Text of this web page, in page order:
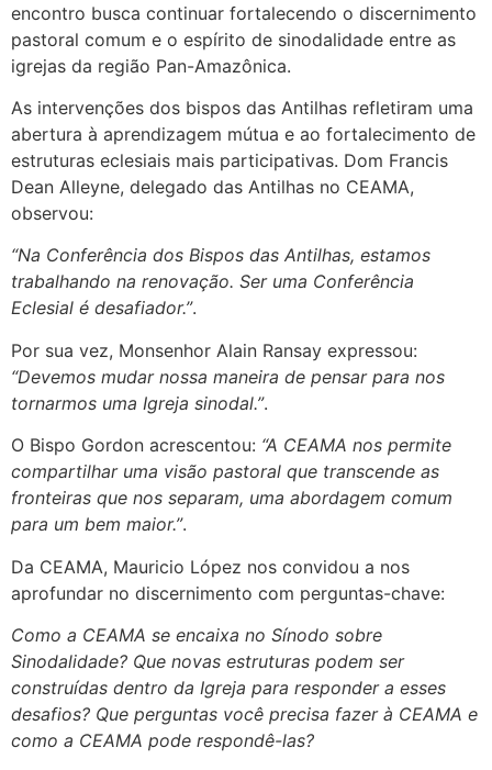
encontro busca continuar fortalecendo o discernimento
pastoral comum e o espírito de sinodalidade entre as
igrejas da região Pan-Amazônica.
As intervenções dos bispos das Antilhas refletiram uma
abertura à aprendizagem mútua e ao fortalecimento de
estruturas eclesiais mais participativas. Dom Francis
Dean Alleyne, delegado das Antilhas no CEAMA,
observou:
“Na Conferência dos Bispos das Antilhas, estamos
trabalhando na renovação. Ser uma Conferência
Eclesial é desafiador.”.
Por sua vez, Monsenhor Alain Ransay expressou:
“Devemos mudar nossa maneira de pensar para nos
tornarmos uma Igreja sinodal.”.
O Bispo Gordon acrescentou: “A CEAMA nos permite
compartilhar uma visão pastoral que transcende as
fronteiras que nos separam, uma abordagem comum
para um bem maior.”.
Da CEAMA, Mauricio López nos convidou a nos
aprofundar no discernimento com perguntas-chave:
Como a CEAMA se encaixa no Sínodo sobre
Sinodalidade? Que novas estruturas podem ser
construídas dentro da Igreja para responder a esses
desafios? Que perguntas você precisa fazer à CEAMA e
como a CEAMA pode respondê-las?